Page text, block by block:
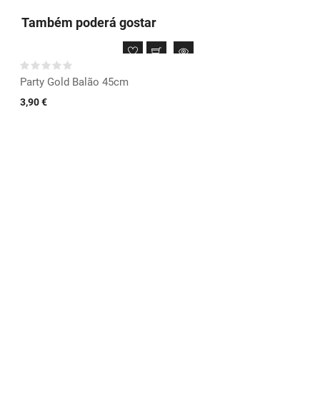
Também poderá gostar
Party Gold Balão 45cm
3,90 €